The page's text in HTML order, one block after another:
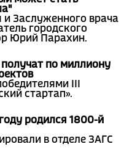
и Заслуженного врача
городского
Юрий Парахин.
по миллиону
III
стартап».
родился 1800-й
в отделе ЗАГС